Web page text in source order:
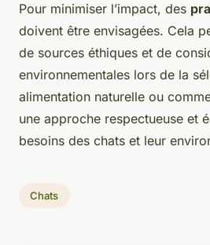
Pour minimiser l’impact, des
doivent être envisagées. Cela
de sources éthiques et de
environnementales lors de la
alimentation naturelle ou
une approche respectueuse et
besoins des chats et leur
Chats